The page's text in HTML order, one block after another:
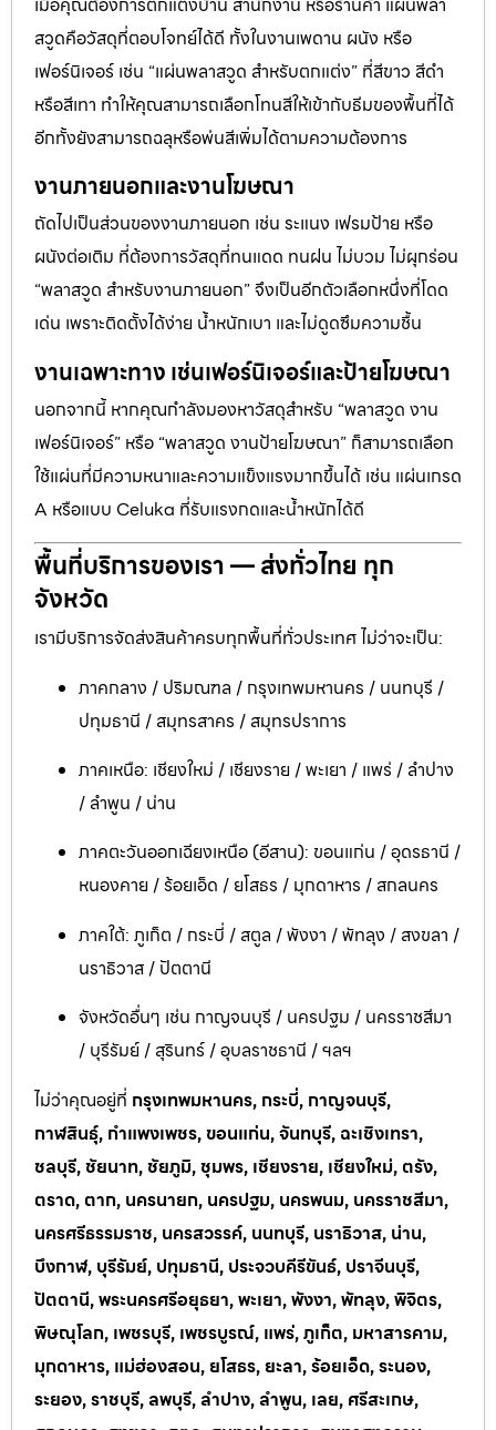
สวูดคือวัสดุที่ตอบโจทย์ได้ดี ทั้งในงานเพดาน ผนัง หรือ
เฟอร์นิเจอร์ เช่น “แผ่นพลาสวูด สำหรับตกแต่ง” ที่สีขาว สีดำ
หรือสีเทา ทำให้คุณสามารถเลือกโทนสีให้เข้ากับธีมของพื้นที่ได้
อีกทั้งยังสามารถฉลุหรือพ่นสีเพิ่มได้ตามความต้องการ
งานภายนอกและงานโฆษณา
ถัดไปเป็นส่วนของงานภายนอก เช่น ระแนง เฟรมป้าย หรือ
ผนังต่อเติม ที่ต้องการวัสดุที่ทนแดด ทนฝน ไม่บวม ไม่ผุกร่อน
“พลาสวูด สำหรับงานภายนอก” จึงเป็นอีกตัวเลือกหนึ่งที่โดด
เด่น เพราะติดตั้งได้ง่าย น้ำหนักเบา และไม่ดูดซึมความชื้น
งานเฉพาะทาง เช่นเฟอร์นิเจอร์และป้ายโฆษณา
นอกจากนี้ หากคุณกำลังมองหาวัสดุสำหรับ “พลาสวูด งาน
เฟอร์นิเจอร์” หรือ “พลาสวูด งานป้ายโฆษณา” ก็สามารถเลือก
ใช้แผ่นที่มีความหนาและความแข็งแรงมากขึ้นได้ เช่น แผ่นเกรด
A หรือแบบ Celuka ที่รับแรงกดและน้ำหนักได้ดี
พื้นที่บริการของเรา — ส่งทั่วไทย ทุก
จังหวัด
เรามีบริการจัดส่งสินค้าครบทุกพื้นที่ทั่วประเทศ ไม่ว่าจะเป็น:
ภาคกลาง / ปริมณฑล / กรุงเทพมหานคร / นนทบุรี /
ปทุมธานี / สมุทรสาคร / สมุทรปราการ
ภาคเหนือ: เชียงใหม่ / เชียงราย / พะเยา / แพร่ / ลำปาง
/ ลำพูน / น่าน
ภาคตะวันออกเฉียงเหนือ (อีสาน): ขอนแก่น / อุดรธานี /
หนองคาย / ร้อยเอ็ด / ยโสธร / มุกดาหาร / สกลนคร
ภาคใต้: ภูเก็ต / กระบี่ / สตูล / พังงา / พัทลุง / สงขลา /
นราธิวาส / ปัตตานี
จังหวัดอื่นๆ เช่น กาญจนบุรี / นครปฐม / นครราชสีมา
/ บุรีรัมย์ / สุรินทร์ / อุบลราชธานี / ฯลฯ
ไม่ว่าคุณอยู่ที่ กรุงเทพมหานคร, กระบี่, กาญจนบุรี,
กาฬสินธุ์, กำแพงเพชร, ขอนแก่น, จันทบุรี, ฉะเชิงเทรา,
ชลบุรี, ชัยนาท, ชัยภูมิ, ชุมพร, เชียงราย, เชียงใหม่, ตรัง,
ตราด, ตาก, นครนายก, นครปฐม, นครพนม, นครราชสีมา,
นครศรีธรรมราช, นครสวรรค์, นนทบุรี, นราธิวาส, น่าน,
บึงกาฬ, บุรีรัมย์, ปทุมธานี, ประจวบคีรีขันธ์, ปราจีนบุรี,
ปัตตานี, พระนครศรีอยุธยา, พะเยา, พังงา, พัทลุง, พิจิตร,
พิษณุโลก, เพชรบุรี, เพชรบูรณ์, แพร่, ภูเก็ต, มหาสารคาม,
มุกดาหาร, แม่ฮ่องสอน, ยโสธร, ยะลา, ร้อยเอ็ด, ระนอง,
ระยอง, ราชบุรี, ลพบุรี, ลำปาง, ลำพูน, เลย, ศรีสะเกษ,